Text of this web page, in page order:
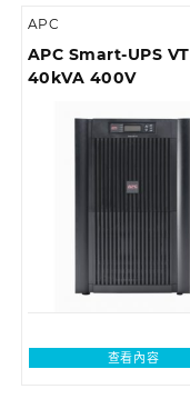
APC
APC Smart-UPS VT
40kVA 400V
查看內容